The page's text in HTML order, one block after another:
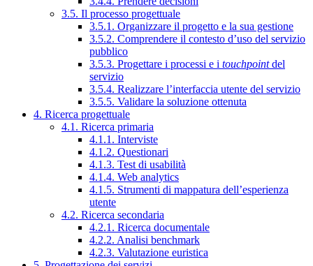
3.5. Il processo progettuale
3.5.1. Organizzare il progetto e la sua gestione
3.5.2. Comprendere il contesto d’uso del servizio
pubblico
3.5.3. Progettare i processi e i touchpointdel
servizio
3.5.4. Realizzare l’interfaccia utente del servizio
3.5.5. Validare la soluzione ottenuta
4. Ricerca progettuale
4.1. Ricerca primaria
4.1.1. Interviste
4.1.2. Questionari
4.1.3. Test di usabilità
4.1.4. Web analytics
4.1.5. Strumenti di mappatura dell’esperienza
utente
4.2. Ricerca secondaria
4.2.1. Ricerca documentale
4.2.2. Analisi benchmark
4.2.3. Valutazione euristica